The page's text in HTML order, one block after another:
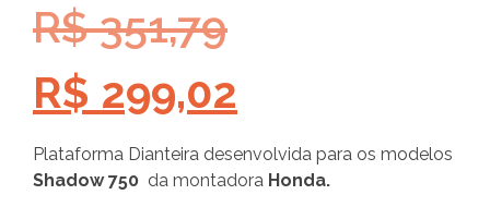
R$351,79
R$ 299,02
Plataforma Dianteira desenvolvida para os modelos
Shadow 750 da montadora Honda.